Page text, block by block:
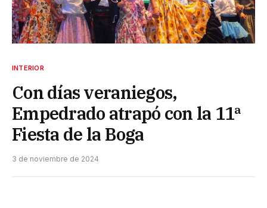
INTERIOR
Con días veraniegos,
Empedrado atrapó con la 11ª
Fiesta de la Boga
3 de noviembre de 2024